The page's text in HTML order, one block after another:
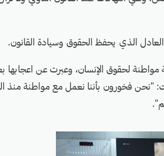
الذي يحفظ الحقوق وسيادة القانون.
مواطنة لحقوق الإنسان، وعبرت عن اعجابها
"نحن فخورون بأننا نعمل مع مواطنة منذ